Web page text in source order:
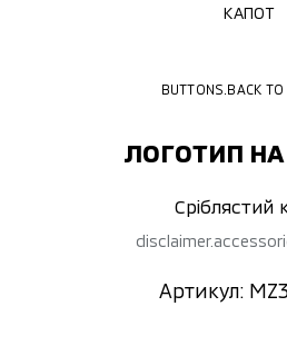
КАПОТ
BUTTONS.BACK TO
ЛОГОТИП
Сріблястий
Артикул: